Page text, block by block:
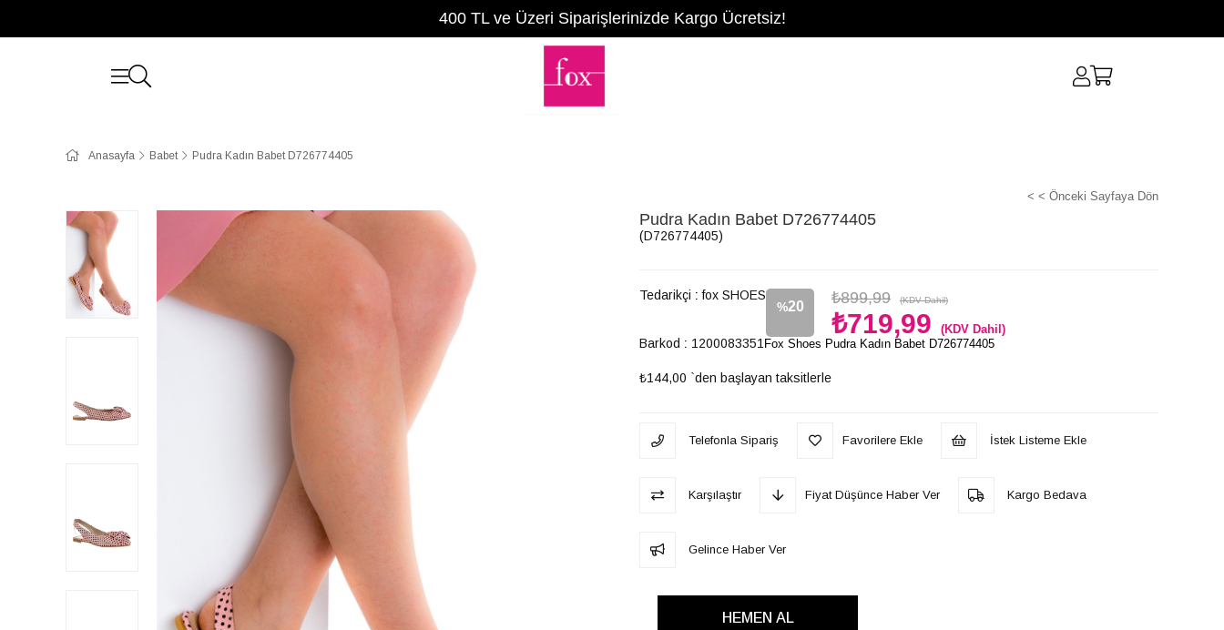
400 TL ve Üzeri Siparişlerinizde Kargo Ücretsiz!
Anasayfa Babet Pudra Kadın Babet D726774405
< < Önceki Sayfaya Dön
Pudra Kadın Babet D726774405
(D726774405)
Tedarikçi : fox SHOES
%20
İndirim
₺899,99 (KDV Dahil)
₺719,99 (KDV Dahil)
Barkod : 1200083351
₺144,00 `den başlayan taksitlerle
Fox Shoes Pudra Kadın Babet D726774405
Telefonla Sipariş Favorilere Ekle İstek Listeme Ekle
Karşılaştır Fiyat Düşünce Haber Ver Kargo Bedava
Gelince Haber Ver